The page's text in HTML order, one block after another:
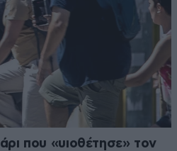
που «υιοθέτησε» τον